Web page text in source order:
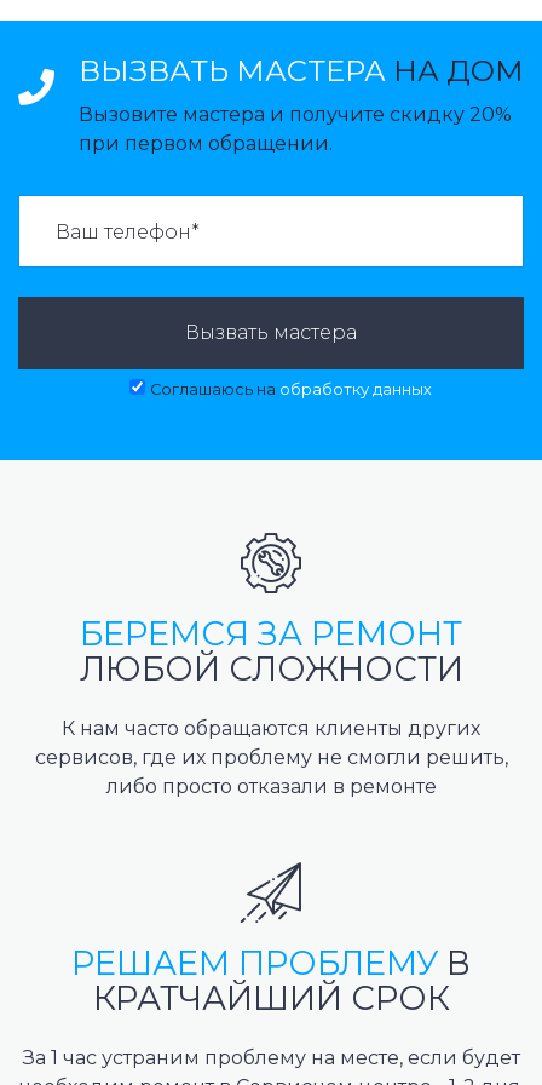
ВЫЗВАТЬ МАСТЕРА НА ДОМ
Вызовите мастера и получите скидку 20%
при первом обращении.
Вызвать мастера
Соглашаюсь на обработку данных
БЕРЕМСЯ ЗА РЕМОНТ
ЛЮБОЙ СЛОЖНОСТИ
К нам часто обращаются клиенты других
сервисов, где их проблему не смогли решить,
либо просто отказали в ремонте
РЕШАЕМ ПРОБЛЕМУ В
КРАТЧАЙШИЙ СРОК
За 1 час устраним проблему на месте, если будет